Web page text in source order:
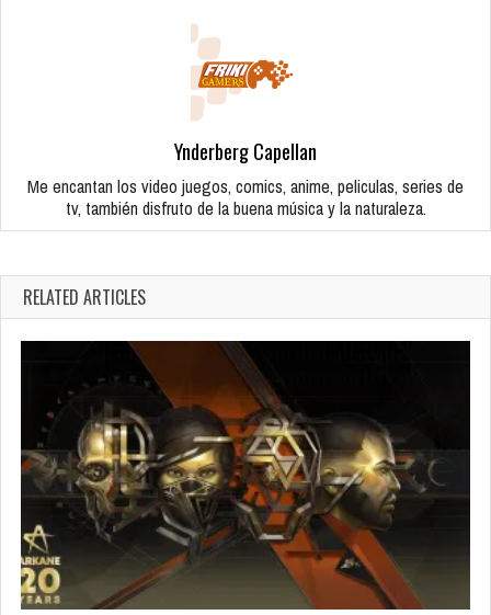
Ynderberg Capellan
Me encantan los video juegos, comics, anime, peliculas, series de
tv, también disfruto de la buena música y la naturaleza.
RELATED ARTICLES